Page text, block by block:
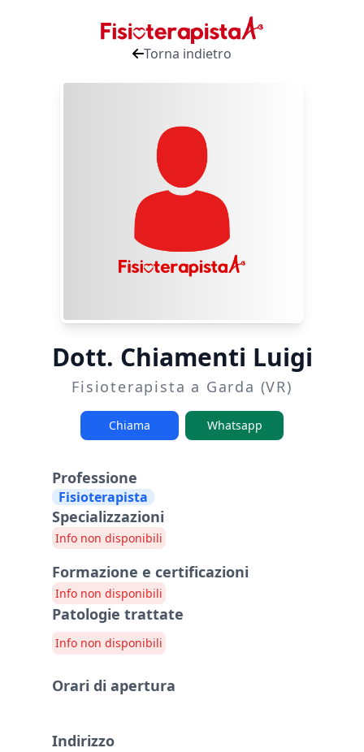
Torna indietro
Dott. Chiamenti Luigi
Fisioterapista a Garda (VR)
Chiama Whatsapp
Professione
Fisioterapista
Specializzazioni
Info non disponibili
Formazione e certificazioni
Info non disponibili
Patologie trattate
Info non disponibili
Orari di apertura
Indirizzo